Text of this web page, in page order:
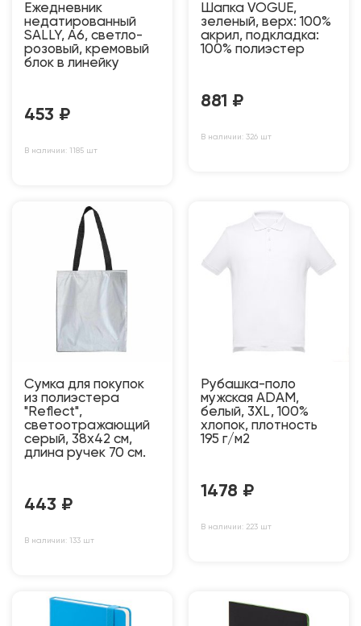
Ежедневник
недатированный
SALLY, A6, светло-
розовый, кремовый
блок в линейку
453 ₽
В наличии: 1185 шт
Шапка VOGUE,
зеленый, верх: 100%
акрил, подкладка:
100% полиэстер
881 ₽
В наличии: 326 шт
Сумка для покупок
из полиэстера
"Reflect",
светоотражающий
серый, 38х42 см,
длина ручек 70 см.
443 ₽
В наличии: 133 шт
Рубашка-поло
мужская ADAM,
белый, 3XL, 100%
хлопок, плотность
195 г/м2
1478 ₽
В наличии: 223 шт